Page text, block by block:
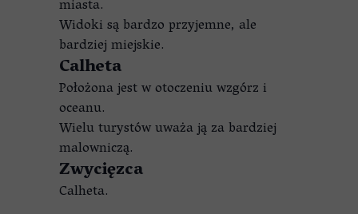
miasta.
Widoki są bardzo przyjemne, ale
bardziej miejskie.
Calheta
Położona jest w otoczeniu wzgórz i
oceanu.
Wielu turystów uważa ją za bardziej
malowniczą.
Zwycięzca
Calheta.